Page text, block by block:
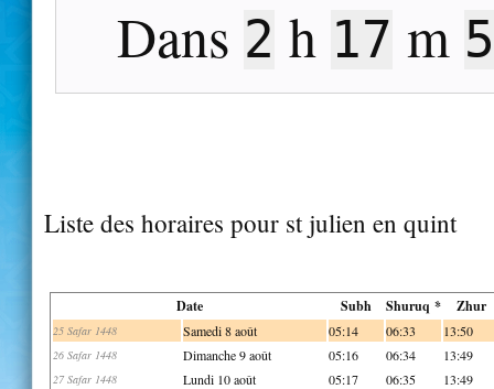
Dans 2 h 17 m
Liste des horaires pour st julien en quint
Date Subh Shuruq * Zhur
25 Safar 1448 Samedi 8 août 05:14 06:33 13:50
26 Safar 1448 Dimanche 9 août 05:16 06:34 13:49
27 Safar 1448 Lundi 10 août 05:17 06:35 13:49